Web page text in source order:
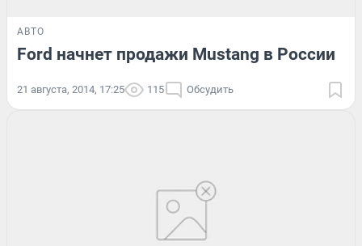
АВТО
Ford начнет продажи Mustang в России
21 августа, 2014, 17:25 115 Обсудить